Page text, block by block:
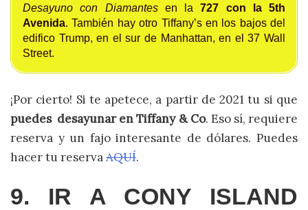
Desayuno con Diamantesen la727 con la 5th
Avenida. También hay otro Tiffany’s en los bajos del
edifico Trump, en el sur de Manhattan, en el 37 Wall
Street.
¡Por cierto! Si te apetece, a partir de 2021 tu si que
puedes desayunar en Tiffany & Co. Eso sí, requiere
reserva y un fajo interesante de dólares. Puedes
hacer tu reservaAQUÍ.
9. IR A CONY ISLAND